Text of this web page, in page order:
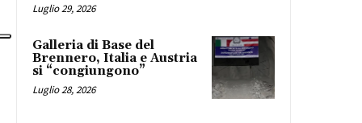
Luglio 29, 2026
Galleria di Base del
Brennero, Italia e Austria
si “congiungono”
Luglio 28, 2026